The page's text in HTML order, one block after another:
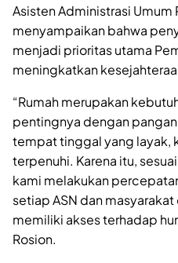
Asisten Administrasi Umum
menyampaikan bahwa
menjadi prioritas utama
meningkatkan
“Rumah merupakan
pentingnya dengan
tempat tinggal yang layak,
terpenuhi. Karena itu,
kami melakukan
setiap ASN dan
memiliki akses terhadap
Rosion.